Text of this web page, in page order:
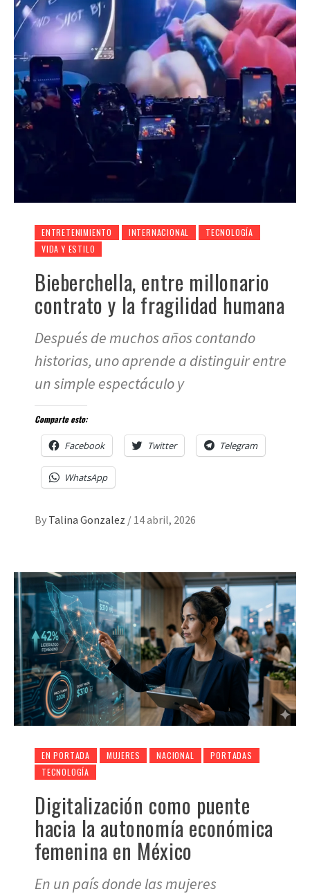
ENTRETENIMIENTO INTERNACIONAL
TECNOLOGÍA
VIDA Y ESTILO
Bieberchella, entre millonario
contrato y la fragilidad humana
Después de muchos años contando
historias, uno aprende a distinguir entre
un simple espectáculo y
Comparte esto:
Facebook Twitter Telegram
WhatsApp
By Talina Gonzalez / 14 abril, 2026
EN PORTADA MUJERES NACIONAL
PORTADAS
TECNOLOGÍA
Digitalización como puente
hacia la autonomía económica
femenina en México
En un país donde las mujeres